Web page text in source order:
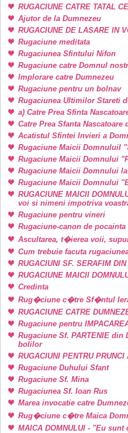
RUGACIUNE CATRE TATAL
Ajutor de la Dumnezeu
RUGACIUNE DE LASARE IN
Rugaciune meditata
Rugaciunea Sfintului Nifon
Rugaciune catre Domnul
Implorare catre Dumnezeu
Rugaciune pentru un bolnav
Rugaciunea Ultimilor Stareti
a) Catre Prea Sfinta
Catre Prea Sfanta Nascatoare
Acatistul Sfintei Invieri a
Rugaciune Maicii DomnuluiI
Rugaciune Maicii Domnului
Rugaciune Maicii Domnului
Rugaciune Maicii Domnului
RUGACIUNE MAICII
voi si nimeni impotriva
Rugaciune pentru vineri
Rugaciune-canon de
Ascultarea, t�ierea voii,
Cum trebuie facuta
RUGACIUNI SF. SERAFIM
RUGACIUNE MAICII
Credinta
Rug�ciune c�tre Sf�ntul
RUGACIUNE CATRE
Rugaciune pentru
Rugaciune Sf. PARTENIE
bolilor
RUGACIUNI PENTRU PRUNCI
Rugaciune Duhului Sfant
Rugaciune Sf. Mina
Rugaciunea Sf. Ioan Rus
Marea invocatie catre
Rug�ciune c�tre Maica
MAICA DOMNULUI - "Eu